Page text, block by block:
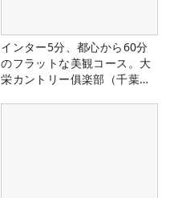
インター5分、都心から60分
のフラットな美観コース。大
栄カントリー俱楽部（千葉